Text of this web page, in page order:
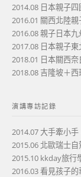
2014.08 日本親子
2016.01 關西北陸
2016.08 親子日本九
2017.08 日本親子
2018.01 日本關西
2018.08 吉隆坡＋
演講專訪記錄
2014.07 大手牽小手
2015.06 北歐瑞士自
2015.10 kkday旅行
2016.03 看見孩子